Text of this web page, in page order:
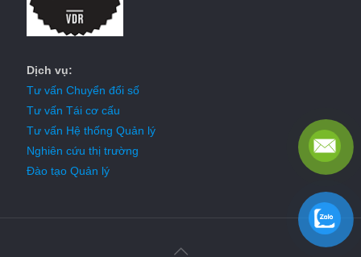
Dịch vụ:
Tư vấn Chuyển đổi số
Tư vấn Tái cơ cấu
Tư vấn Hệ thống Quản lý
Nghiên cứu thị trường
Đào tạo Quản lý